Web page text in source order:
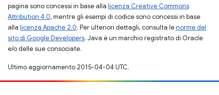
pagina sono concessi in base alla licenza Creative Commons
Attribution 4.0, mentre gli esempi di codice sono concessi in base
alla licenza Apache 2.0. Per ulteriori dettagli, consulta lenorme del
sito di Google Developers. Java è un marchio registrato di Oracle
e/o delle sue consociate.
Ultimo aggiornamento 2015-04-04 UTC.